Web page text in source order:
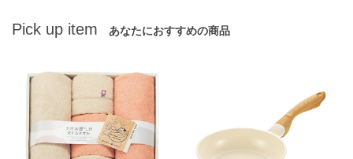
Pick up item あなたにおすすめの商品